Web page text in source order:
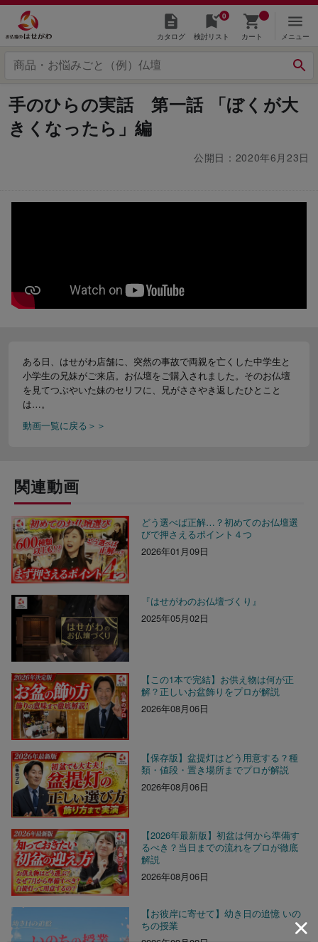
カタログ
0
検討リスト カート メニュー
手のひらの実話 第一話 「ぼくが大
きくなったら」編
公開日：2020年6月23日
ある日、はせがわ店舗に、突然の事故で両親を亡くした中学生と
小学生の兄妹がご来店。お仏壇をご購入されました。そのお仏壇
を見てつぶやいた妹のセリフに、兄がささやき返したひとこと
は…。
動画一覧に戻る＞＞
関連動画
どう選べば正解…？初めてのお仏壇選
びで押さえるポイント４つ
2026年01月09日
『はせがわのお仏壇づくり』
2025年05月02日
【この1本で完結】お供え物は何が正
解？正しいお盆飾りをプロが解説
2026年08月06日
【保存版】盆提灯はどう用意する？種
類・値段・置き場所までプロが解説
2026年08月06日
【2026年最新版】初盆は何から準備す
るべき？当日までの流れをプロが徹底
解説
2026年08月06日
【お彼岸に寄せて】幼き日の追憶 いの
ちの授業